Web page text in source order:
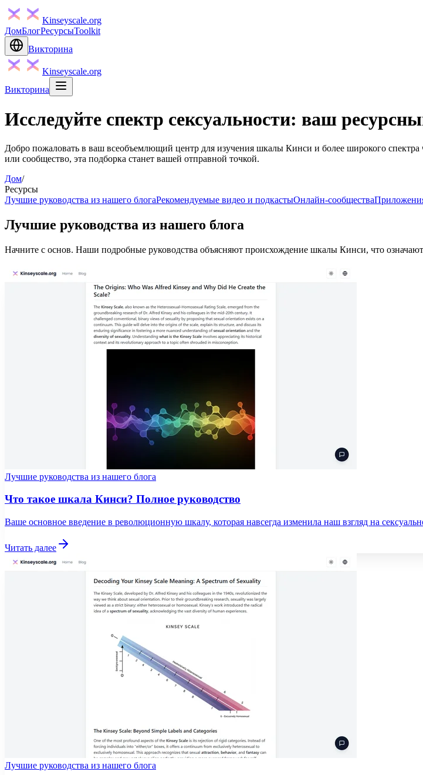
Kinseyscale.org
ДомБлогРесурсыToolkit
Викторина
Kinseyscale.org
Викторина
Исследуйте спектр сексуальности: ваш
Добро пожаловать в ваш всеобъемлющий центр для изучения шкалы Кинси и более широкого
или сообщество, эта подборка станет вашей отправной точкой.
Дом/
Ресурсы
Лучшие руководства из нашего блогаРекомендуемые видео и подкастыОнлайн-сообщества
Лучшие руководства из нашего блога
Начните с основ. Наши подробные руководства объясняют происхождение шкалы Кинси, что
Лучшие руководства из нашего блога
Что такое шкала Кинси? Полное руководство
Ваше основное введение в революционную шкалу, которая навсегда изменила наш взгляд на
Читать далее
Лучшие руководства из нашего блога